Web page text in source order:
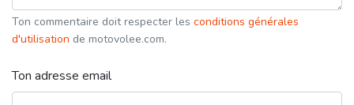
Ton commentaire doit respecter les conditions générales
d'utilisation de motovolee.com.
Ton adresse email